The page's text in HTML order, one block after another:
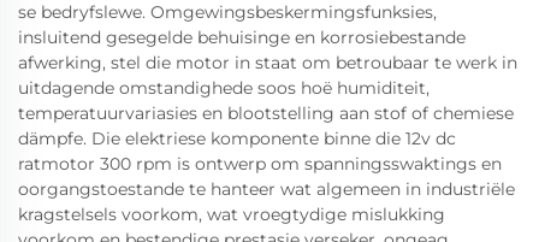
se bedryfslewe. Omgewingsbeskermingsfunksies,
insluitend gesegelde behuisinge en korrosiebestande
afwerking, stel die motor in staat om betroubaar te werk in
uitdagende omstandighede soos hoë humiditeit,
temperatuurvariasies en blootstelling aan stof of chemiese
dämpfe. Die elektriese komponente binne die 12v dc
ratmotor 300 rpm is ontwerp om spanningsswaktings en
oorgangstoestande te hanteer wat algemeen in industriële
kragstelsels voorkom, wat vroegtydige mislukking